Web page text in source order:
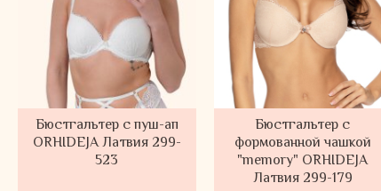
Бюстгальтер с пуш-ап
ORHIDEJA Латвия 299-
523
Бюстгальтер с
формованной чашкой
"memory" ORHIDEJA
Латвия 299-179